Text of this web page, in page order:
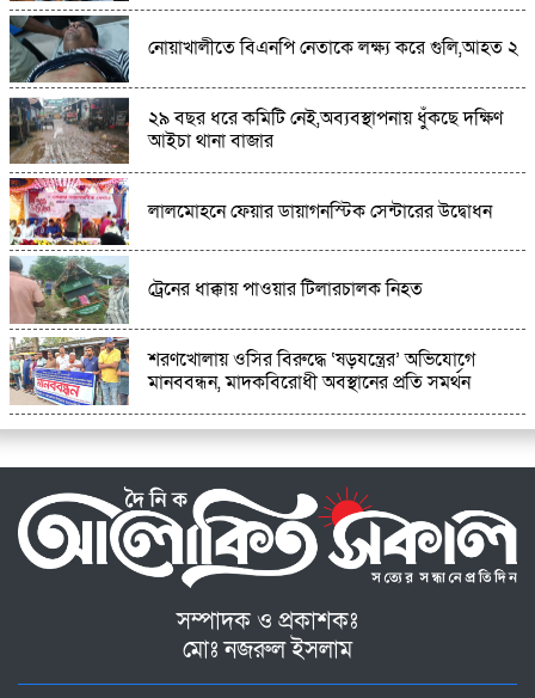
কান্দিপাড়ায় আনন্দ মিছিল: জে এল–১৪৩ নং মৌজায়
নোয়াখালীতে বিএনপি নেতাকে লক্ষ্য করে গুলি,আহত ২
২৯ বছর ধরে কমিটি নেই,অব্যবস্থাপনায় ধুঁকছে দক্ষিণ
আইচা থানা বাজার
লালমোহনে ফেয়ার ডায়াগনস্টিক সেন্টারের উদ্বোধন
ট্রেনের ধাক্কায় পাওয়ার টিলারচালক নিহত
শরণখোলায় ওসির বিরুদ্ধে ‘ষড়যন্ত্রের’ অভিযোগে
মানববন্ধন, মাদকবিরোধী অবস্থানের প্রতি সমর্থন
সম্পাদক ও প্রকাশকঃ
মোঃ নজরুল ইসলাম